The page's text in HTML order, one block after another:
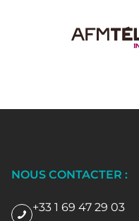
NOUS CONTACTER :
+33 1 69 47 29 03